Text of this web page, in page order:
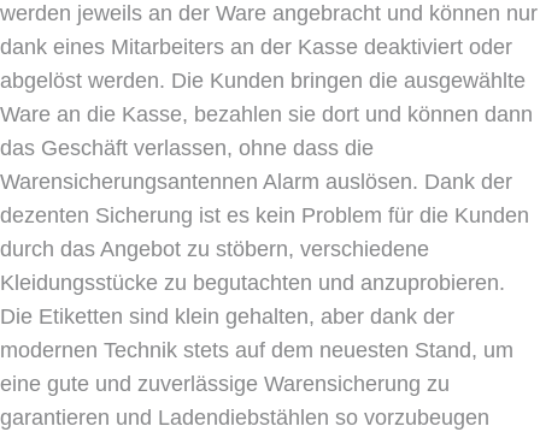
werden jeweils an der Ware angebracht und können nur
dank eines Mitarbeiters an der Kasse deaktiviert oder
abgelöst werden. Die Kunden bringen die ausgewählte
Ware an die Kasse, bezahlen sie dort und können dann
das Geschäft verlassen, ohne dass die
Warensicherungsantennen Alarm auslösen. Dank der
dezenten Sicherung ist es kein Problem für die Kunden
durch das Angebot zu stöbern, verschiedene
Kleidungsstücke zu begutachten und anzuprobieren.
Die Etiketten sind klein gehalten, aber dank der
modernen Technik stets auf dem neuesten Stand, um
eine gute und zuverlässige Warensicherung zu
garantieren und Ladendiebstählen so vorzubeugen